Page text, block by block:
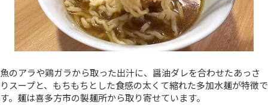
魚のアラや鶏ガラから取った出汁に、醤油ダレを合わせたあっさ
りスープと、もちもちとした食感の太くて縮れた多加水麺が特徴で
す。麺は喜多方市の製麺所から取り寄せています。